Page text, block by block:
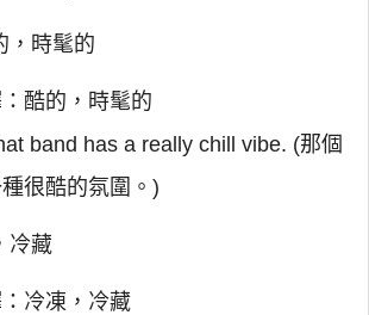
，時髦的
酷的，時髦的
band has a really chill vibe. (那個
很酷的氛圍。)
冷藏
冷凍，冷藏